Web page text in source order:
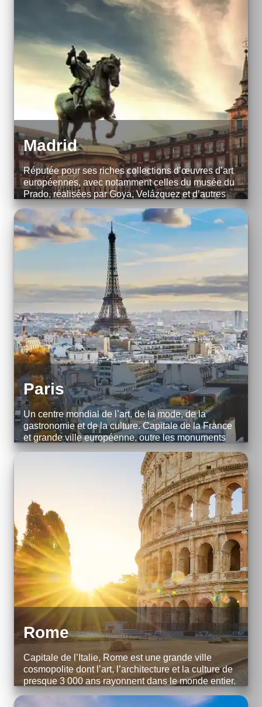
Madrid
Réputée pour ses riches collections d’œuvres d’art
européennes, avec notamment celles du musée du
Prado, réalisées par Goya, Velázquez et d’autres
maîtres espagnols. Située au centre de l’Espagne,
Madrid, sa capitale, est une ville dotée d’éléga...
EXPLORE
Paris
Un centre mondial de l’art, de la mode, de la
gastronomie et de la culture. Capitale de la France
et grande ville européenne, outre les monuments
comme la tour Eiffel et la cathédrale gothique Notre-
Dame du XIIe siècle, la ville est réputée pour s...
EXPLORE
Rome
Capitale de l’Italie, Rome est une grande ville
cosmopolite dont l’art, l’architecture et la culture de
presque 3 000 ans rayonnent dans le monde entier.
Ses ruines telles que celles du Forum Romain et du